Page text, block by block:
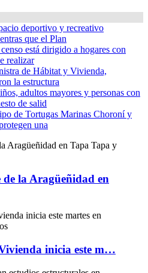
deportivo y recreativo
que el Plan
está dirigido a hogares con
realizar
de Hábitat y Vivienda,
la estructura
adultos mayores y personas con
de salid
de Tortugas Marinas Choroní y
una
la Aragüeñidad en
inicia este m…